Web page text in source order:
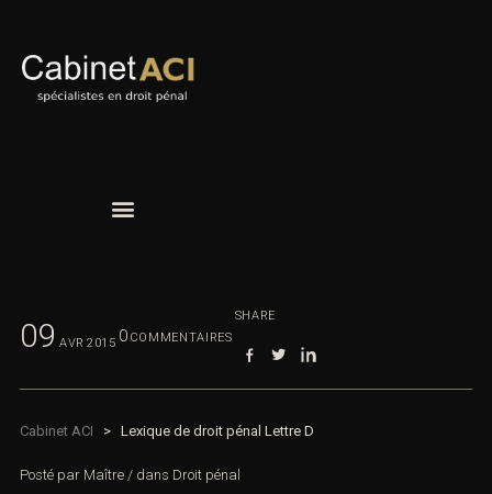
09 AVR 2015 0 COMMENTAIRES
SHARE
Cabinet ACI > Lexique de droit pénal Lettre D
Posté par Maître / dans Droit pénal